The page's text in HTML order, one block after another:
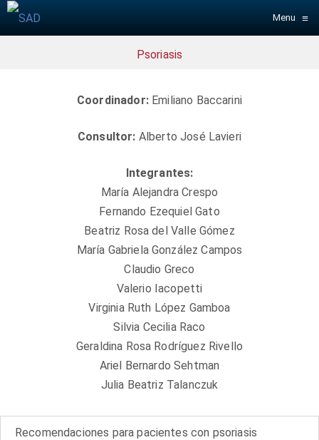
Menu ≡
Psoriasis
Coordinador:Emiliano Baccarini
Consultor: Alberto José Lavieri
Integrantes:
María Alejandra Crespo
Fernando Ezequiel Gato
Beatriz Rosa del Valle Gómez
María Gabriela González Campos
Claudio Greco
Valerio Iacopetti
Virginia Ruth López Gamboa
Silvia Cecilia Raco
Geraldina Rosa Rodríguez Rivello
Ariel Bernardo Sehtman
Julia Beatriz Talanczuk
Recomendaciones para pacientes con psoriasis